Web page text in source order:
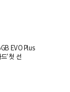
EVO Plus
’ 첫 선